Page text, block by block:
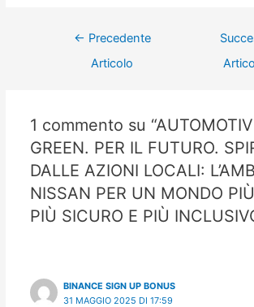
← Precedente
Articolo
1 commento su
GREEN. PER IL FUTURO.
DALLE AZIONI LOCALI:
NISSAN PER UN MONDO
PIÙ SICURO E PIÙ
BINANCE SIGN UP BONUS
31 MAGGIO 2025 DI 17:59